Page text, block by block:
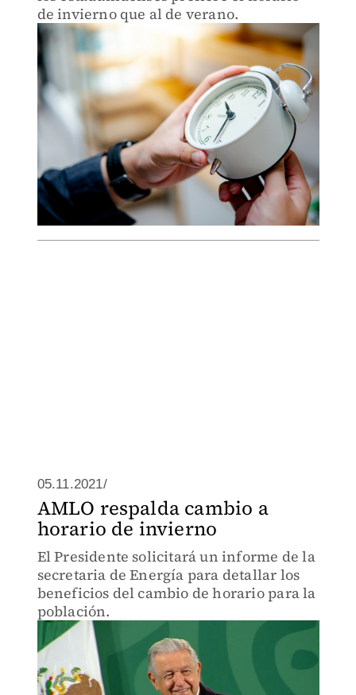
de invierno que al de verano.
05.11.2021/
AMLO respalda cambio a
horario de invierno
El Presidente solicitará un informe de la
secretaria de Energía para detallar los
beneficios del cambio de horario para la
población.